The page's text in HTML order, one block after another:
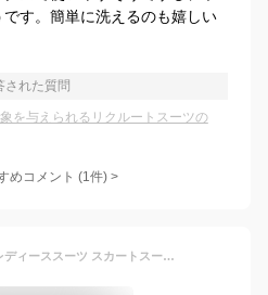
す。簡単に洗えるのも嬉しい
された質問
を与えられるリクルートスーツの
めコメント (1件) >
リクルートスーツ 就活 レディーススーツ スカートスーツ パンツスーツ フォーマル 礼服 3点セット 5号 7号 9号 11号 13号 洗える 通勤 スーツ 転職 面接 セレモニー